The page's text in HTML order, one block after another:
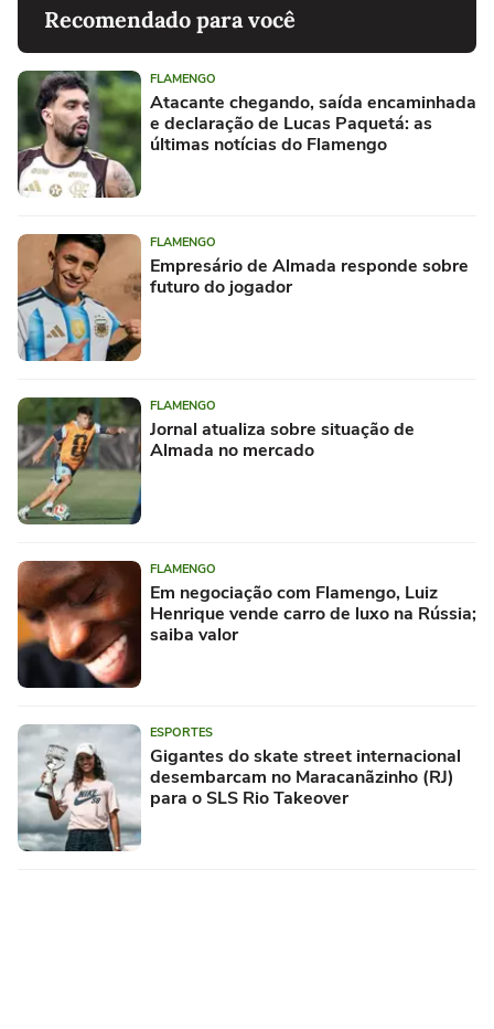
Recomendado para você
FLAMENGO
Atacante chegando, saída encaminhada
e declaração de Lucas Paquetá: as
últimas notícias do Flamengo
FLAMENGO
Empresário de Almada responde sobre
futuro do jogador
FLAMENGO
Jornal atualiza sobre situação de
Almada no mercado
FLAMENGO
Em negociação com Flamengo, Luiz
Henrique vende carro de luxo na Rússia;
saiba valor
ESPORTES
Gigantes do skate street internacional
desembarcam no Maracanãzinho (RJ)
para o SLS Rio Takeover